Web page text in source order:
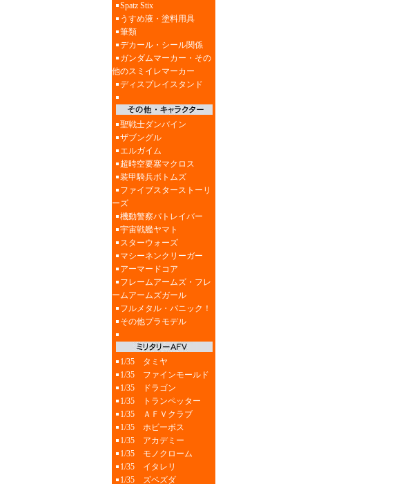
Spatz Stix
うすめ液・塗料用具
筆類
デカール・シール関係
ガンダムマーカー・その
他のスミイレマーカー
ディスプレイスタンド
聖戦士ダンバイン
ザブングル
エルガイム
超時空要塞マクロス
装甲騎兵ボトムズ
ファイブスターストーリ
ーズ
機動警察パトレイバー
宇宙戦艦ヤマト
スターウォーズ
マシーネンクリーガー
アーマードコア
フレームアームズ・フレ
ームアームズガール
フルメタル・パニック！
その他プラモデル
1/35 タミヤ
1/35 ファインモールド
1/35 ドラゴン
1/35 トランペッター
1/35 ＡＦＶクラブ
1/35 ホビーボス
1/35 アカデミー
1/35 モノクローム
1/35 イタレリ
1/35 ズベズダ